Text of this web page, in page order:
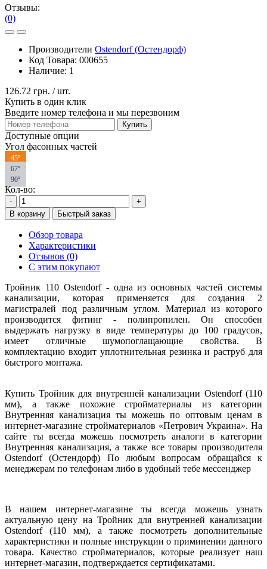
Отзывы:
(0)
Производители Ostendorf (Остендорф)
Код Товара: 000655
Наличие: 1
126.72 грн. / шт.
Купить в один клик
Введите номер телефона и мы перезвоним
Купить
Доступные опции
Угол фасонных частей
45º
67º
90º
Кол-во:
-
+
В корзину
Быстрый заказ
Обзор товара
Характеристики
Отзывов (0)
С этим покупают
Тройник 110 Ostendorf - одна из основных частей системы
канализации, которая применяется для создания 2
магистралей под различным углом. Материал из которого
производится фитинг - полипропилен. Он способен
выдержать нагрузку в виде температуры до 100 градусов,
имеет отличные шумопоглащающие свойства. В
комплектацию входит уплотнительная резинка и раструб для
быстрого монтажа.
Купить Тройник для внутренней канализации Ostendorf (110
мм), а также похожие стройматериалы из категории
Внутренняя канализация ты можешь по оптовым ценам в
интернет-магазине стройматериалов «Петрович Украина». На
сайте ты всегда можешь посмотреть аналоги в категории
Внутренняя канализация, а также все товары производителя
Ostendorf (Остендорф) По любым вопросам обращайся к
менеджерам по телефонам либо в удобный тебе мессенджер
В нашем интернет-магазине ты всегда можешь узнать
актуальную цену на Тройник для внутренней канализации
Ostendorf (110 мм), а также посмотреть дополнительные
характеристики и полные инструкции о приминении данного
товара. Качество стройматериалов, которые реализует наш
интернет-магазин, подтверждается сертификатами.